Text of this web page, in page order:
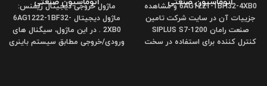
اتوماسیون صنعتی6AG1221-1BH32-4XB0 و مشاهده
جزییات آن در سایت شرکت تامین
صنعت رامان SIPLUS S7-1200
کنترل کننده برای استفاده در سخت
اتوماسیون صنعتی
ماژول خروجی دیجیتال زیمنس:
ماژول دیجیتال 6AG1222-1BF32-
2XB0 . در این ماژول، سیگنال های
ورودی/خروجی مطابق سیستم باینری